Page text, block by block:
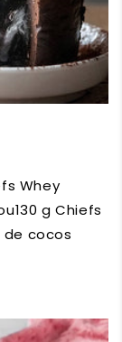
Whey
g Chiefs
de cocos